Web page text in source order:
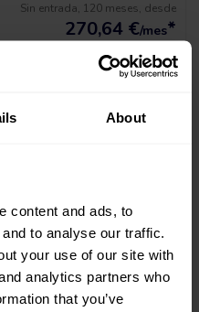
About
content and ads, to
to analyse our traffic.
your use of our site with
analytics partners who
that you’ve
Sin entrada, 120 meses, desde
270,64 €/mes*
*Ver ejemplo TAE 11,53%